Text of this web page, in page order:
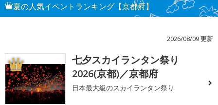
夏の人気イベントランキング【京都府】
2026/08/09 更新
1
七夕スカイランタン祭り
2026(京都)／京都府
日本最大級のスカイランタン祭り